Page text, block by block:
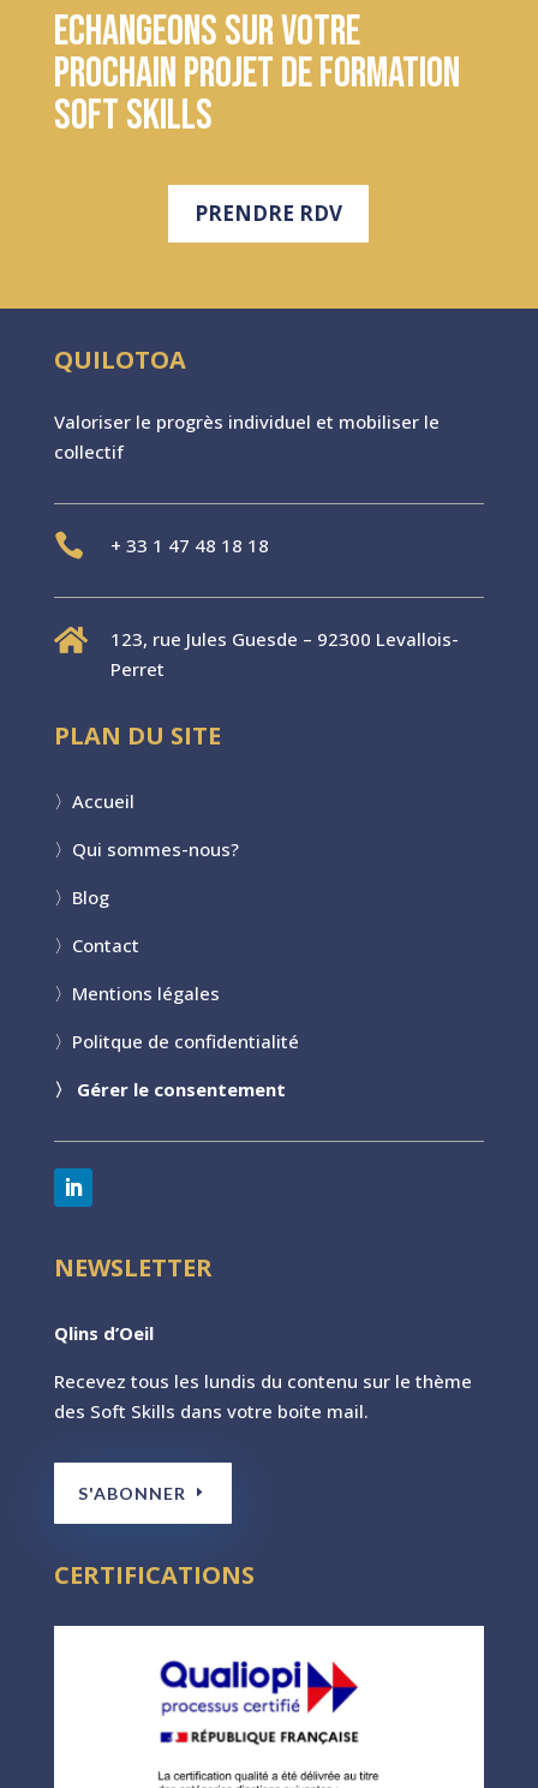
Echangeons sur votre
prochain projet de formation
soft skills
PRENDRE RDV
QUILOTOA
Valoriser le progrès individuel et mobiliser le
collectif
 + 33 1 47 48 18 18

123, rue Jules Guesde – 92300 Levallois-
Perret
PLAN DU SITE
〉 Accueil
〉 Qui sommes-nous?
〉 Blog
〉 Contact
〉 Mentions légales
〉 Politque de confidentialité
〉 Gérer le consentement
NEWSLETTER
Qlins d’Oeil
Recevez tous les lundis du contenu sur le thème
des Soft Skills dans votre boite mail.
S'ABONNER
CERTIFICATIONS